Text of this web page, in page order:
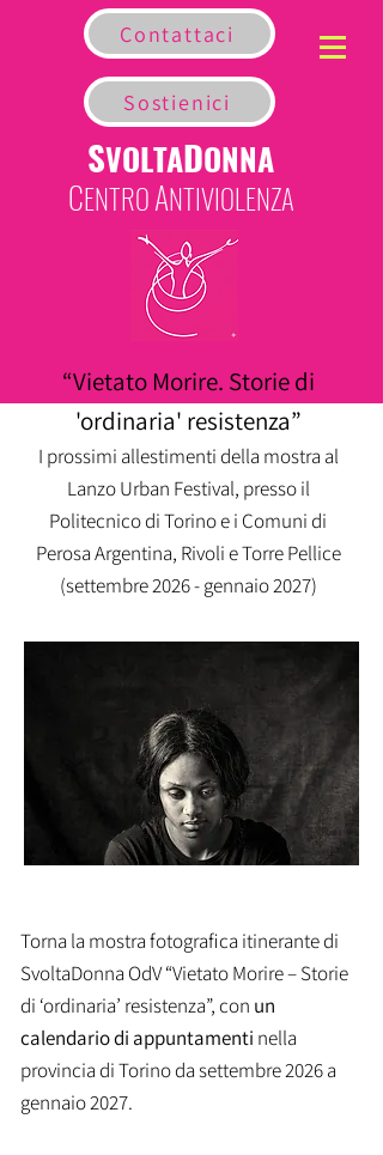
SVOLTADONNA
CENTROANTIVIOLENZA
Contattaci
Sostienici
“Vietato Morire. Storie di
'ordinaria' resistenza”
I prossimi allestimenti della mostra al
Lanzo Urban Festival, presso il
Politecnico di Torino e i Comuni di
Perosa Argentina, Rivoli e Torre Pellice
(settembre 2026 - gennaio 2027)
Torna la mostra fotografica itinerante di
SvoltaDonna OdV “Vietato Morire – Storie
di ‘ordinaria’ resistenza”, con un
calendario di appuntamenti nella
provincia di Torino da settembre 2026 a
gennaio 2027.